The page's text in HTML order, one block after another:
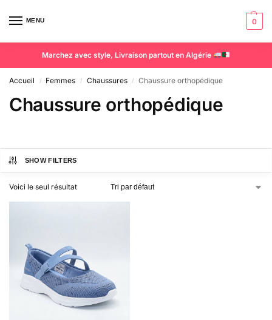
MENU 0
Marchez avec style, Livraison partout en Algérie
Accueil / Femmes / Chaussures / Chaussure orthopédique
Chaussure orthopédique
SHOW FILTERS
Voici le seul résultat